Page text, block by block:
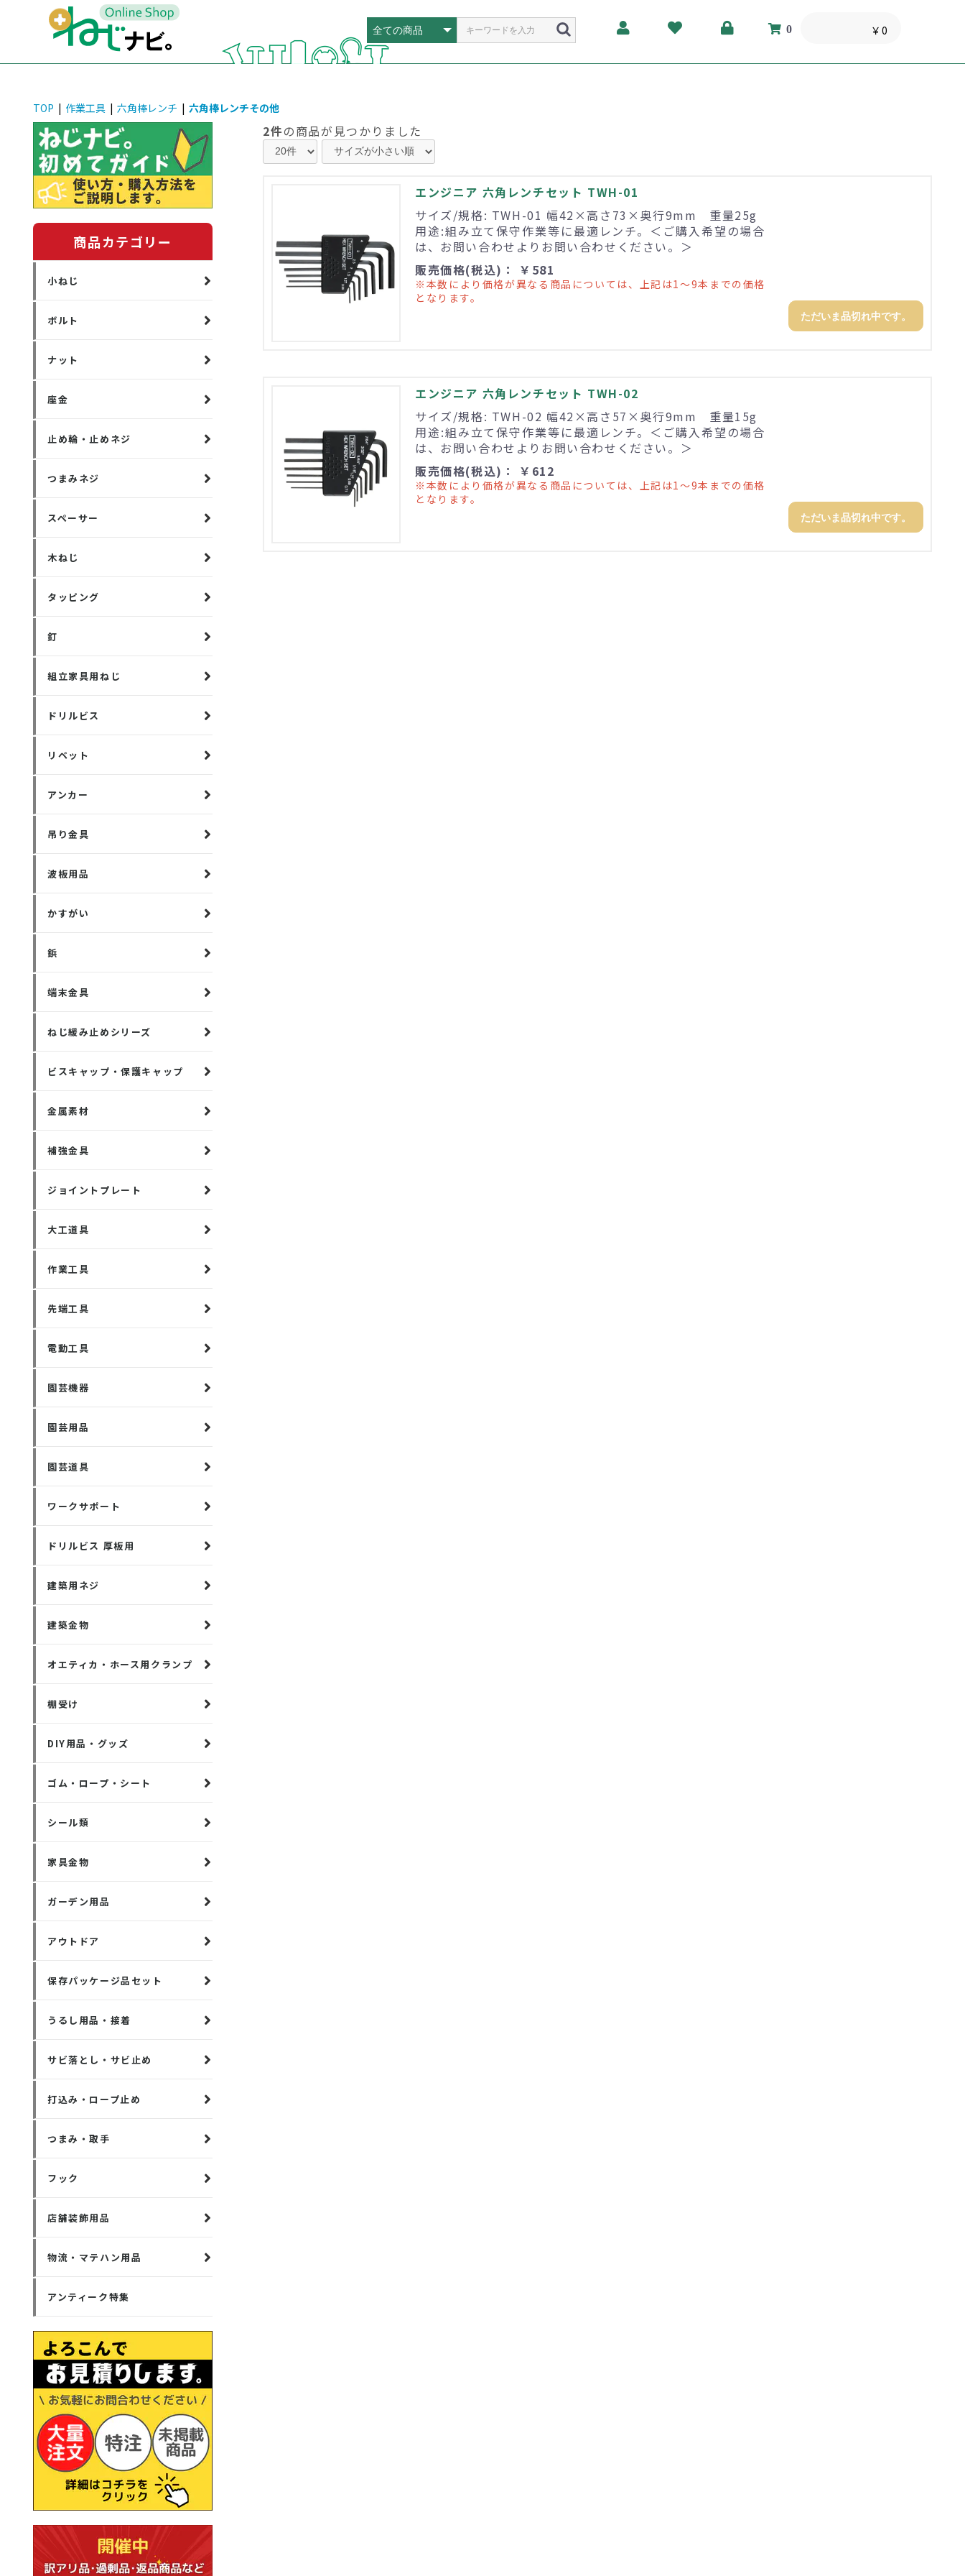
0 ￥0
TOP | 作業工具 | 六角棒レンチ | 六角棒レンチその他
商品カテゴリー
小ねじ
ボルト
ナット
座金
止め輪・止めネジ
つまみネジ
スペーサー
木ねじ
タッピング
釘
組立家具用ねじ
ドリルビス
リベット
アンカー
吊り金具
波板用品
かすがい
鋲
端末金具
ねじ緩み止めシリーズ
ビスキャップ・保護キャップ
金属素材
補強金具
ジョイントプレート
大工道具
作業工具
先端工具
電動工具
園芸機器
園芸用品
園芸道具
ワークサポート
ドリルビス 厚板用
建築用ネジ
建築金物
オエティカ・ホース用クランプ
棚受け
DIY用品・グッズ
ゴム・ロープ・シート
シール類
家具金物
ガーデン用品
アウトドア
保存パッケージ品セット
うるし用品・接着
サビ落とし・サビ止め
打込み・ロープ止め
つまみ・取手
フック
店舗装飾用品
物流・マテハン用品
アンティーク特集
2件の商品が見つかりました
エンジニア 六角レンチセット TWH-01
サイズ/規格: TWH-01 幅42×高さ73×奥行9mm 重量25g
用途:組み立て保守作業等に最適レンチ。＜ご購入希望の場合
は、お問い合わせよりお問い合わせください。＞
販売価格(税込)： ￥581
※本数により価格が異なる商品については、上記は1～9本までの価格
となります。
ただいま品切れ中です。
エンジニア 六角レンチセット TWH-02
サイズ/規格: TWH-02 幅42×高さ57×奥行9mm 重量15g
用途:組み立て保守作業等に最適レンチ。＜ご購入希望の場合
は、お問い合わせよりお問い合わせください。＞
販売価格(税込)： ￥612
※本数により価格が異なる商品については、上記は1～9本までの価格
となります。
ただいま品切れ中です。